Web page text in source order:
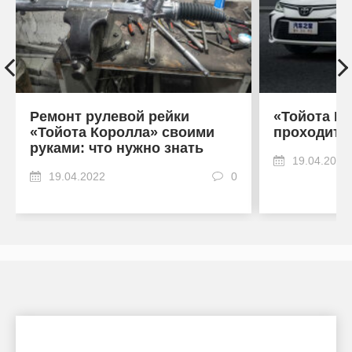
Ремонт рулевой рейки
«Тойота Королла» своими
руками: что нужно знать
19.04.2022 0
«Тойота
проходит
19.04.2022